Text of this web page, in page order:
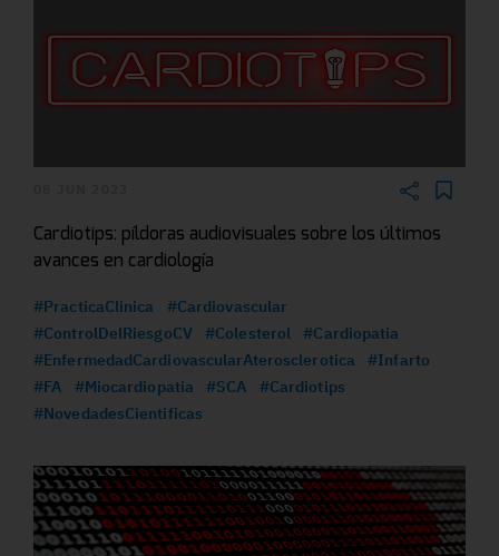
Cardiotips: píldoras audiovisuales sobre los últimos
avances en cardiología
#PracticaClinica
#Cardiovascular
#ControlDelRiesgoCV
#Colesterol
#Cardiopatia
#EnfermedadCardiovascularAterosclerotica
#Infarto
#FA
#Miocardiopatia #SCA
#Cardiotips
#NovedadesCientificas